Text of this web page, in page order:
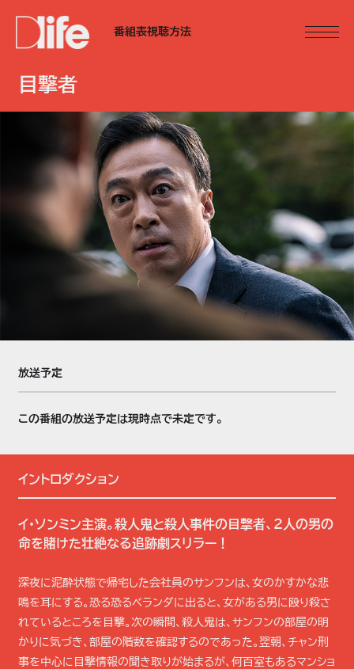
番組表視聴方法
目撃者
放送予定
この番組の放送予定は現時点で未定です。
イントロダクション
イ・ソンミン主演。殺人鬼と殺人事件の目撃者、2人の男の
命を賭けた壮絶なる追跡劇スリラー！
深夜に泥酔状態で帰宅した会社員のサンフンは、女のかすかな悲
鳴を耳にする。恐る恐るベランダに出ると、女がある男に殴り殺さ
れているところを目撃。次の瞬間、殺人鬼は、サンフンの部屋の明
かりに気づき、部屋の階数を確認するのであった。翌朝、チャン刑
事を中心に目撃情報の聞き取りが始まるが、何百室もあるマンショ